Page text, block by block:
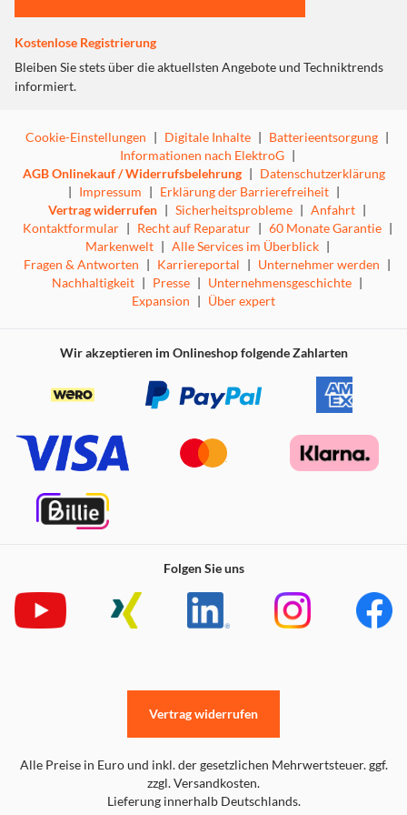
Kostenlose Registrierung
Bleiben Sie stets über die aktuellsten Angebote und Techniktrends
informiert.
Cookie-Einstellungen | Digitale Inhalte | Batterieentsorgung |
Informationen nach ElektroG |
AGB Onlinekauf / Widerrufsbelehrung | Datenschutzerklärung
| Impressum | Erklärung der Barrierefreiheit |
Vertrag widerrufen | Sicherheitsprobleme | Anfahrt |
Kontaktformular | Recht auf Reparatur | 60 Monate Garantie |
Markenwelt | Alle Services im Überblick |
Fragen & Antworten | Karriereportal | Unternehmer werden |
Nachhaltigkeit | Presse | Unternehmensgeschichte |
Expansion | Über expert
Wir akzeptieren im Onlineshop folgende Zahlarten
Folgen Sie uns
Alle Preise in Euro und inkl. der gesetzlichen Mehrwertsteuer. ggf.
zzgl. Versandkosten.
Lieferung innerhalb Deutschlands.
Vertrag widerrufen